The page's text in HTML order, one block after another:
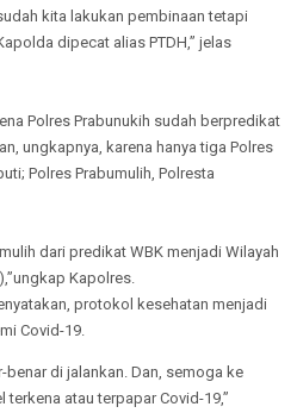
kita lakukan pembinaan tetapi
dipecat alias PTDH,” jelas
Polres Prabunukih sudah berpredikat
ungkapnya, karena hanya tiga Polres
Polres Prabumulih, Polresta
dari predikat WBK menjadi Wilayah
Kapolres.
protokol kesehatan menjadi
Covid-19.
di jalankan. Dan, semoga ke
atau terpapar Covid-19,”